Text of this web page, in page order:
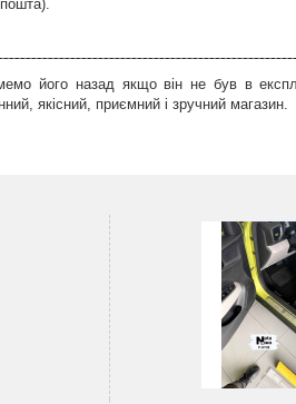
його назад якщо він не був в
якісний, приємний і зручний магазин.